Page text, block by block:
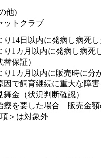
他)
ットクラブ
り14日以内に発病し病死
り1カ月以内に発病し病
替保証）
り1カ月以内に販売時に分
因で飼育継続に重大な障
舞金（状況判断確認）
療を要した場合 販売金額
＞は対象外